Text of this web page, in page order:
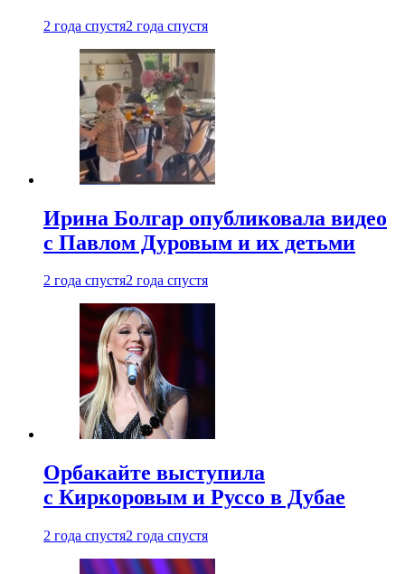
2 года спустя2 года спустя
Ирина Болгар опубликовала видео
с Павлом Дуровым и их детьми
2 года спустя2 года спустя
Орбакайте выступила
с Киркоровым и Руссо в Дубае
2 года спустя2 года спустя